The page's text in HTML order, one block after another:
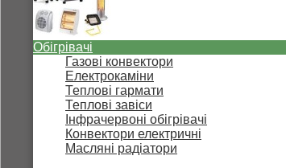
Обігрівачі
Газові конвектори
Електрокаміни
Теплові гармати
Теплові завіси
Інфрачервоні обігрівачі
Конвектори електричні
Масляні радіатори